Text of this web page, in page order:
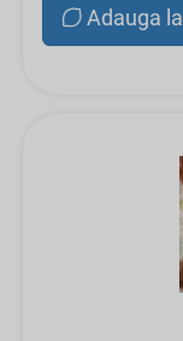
Adauga